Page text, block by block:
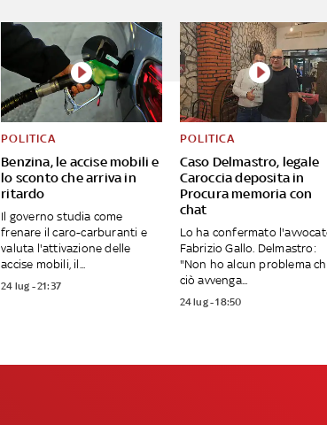
Benzina, le accise mobili e
lo sconto che arriva in
ritardo
POLITICA
Il governo studia come
frenare il caro-carburanti e
valuta l'attivazione delle
accise mobili, il...
24 lug - 21:37
Caso Delmastro, legale
Caroccia deposita in
Procura memoria con
chat
POLITICA
Lo ha confermato
Fabrizio Gallo. Delmastro:
"Non ho alcun problema
ciò avvenga...
24 lug - 18:50